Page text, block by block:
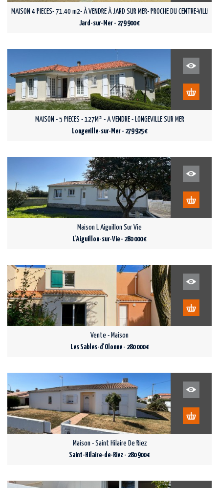
MAISON 4 PIECES- 71.40 m2- À VENDRE À JARD SUR MER- PROCHE DU CENTRE-VILLE
Jard-sur-Mer - 279 900 €
MAISON - 5 PIECES - 127M² - A VENDRE - LONGEVILLE SUR MER
Longeville-sur-Mer - 279 925 €
Maison L Aiguillon Sur Vie
L'Aiguillon-sur-Vie - 280 000 €
Vente - Maison
Les Sables-d'Olonne - 280 000 €
Maison - Saint Hilaire De Riez
Saint-Hilaire-de-Riez - 280 900 €